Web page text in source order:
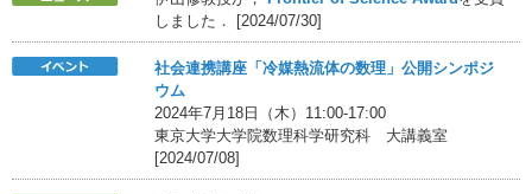
しました． [2024/07/30]
社会連携講座「冷媒熱流体の数理」公開シンポジ
ウム
2024年7月18日（木）11:00-17:00
東京大学大学院数理科学研究科 大講義室
[2024/07/08]